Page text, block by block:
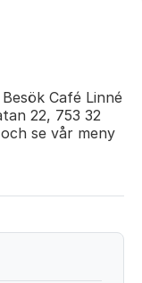
Café Linné
22, 753 32
se vår meny